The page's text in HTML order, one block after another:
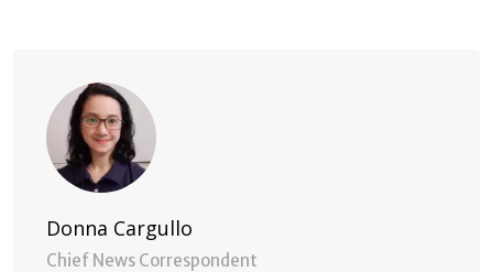
Donna Cargullo
Chief News Correspondent